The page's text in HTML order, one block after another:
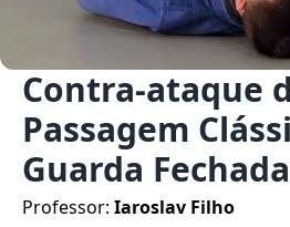
Contra-ataque
Passagem
Guarda Fechada
Professor: Iaroslav Filho